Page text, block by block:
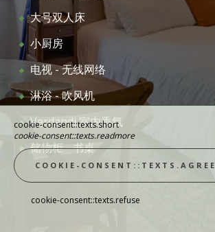
大号双人床
小厨房
电视 - 无线网络
淋浴 - 吹风机
Verdandi 室内香氛
储物柜 - 书桌
cookie-consent::texts.short
cookie-consent::texts.readmore
COOKIE-CONSENT::TEXTS.AGREE
cookie-consent::texts.refuse